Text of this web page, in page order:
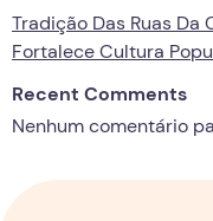
Tradição Das Ruas Da
Fortalece Cultura
Recent Comments
Nenhum comentário